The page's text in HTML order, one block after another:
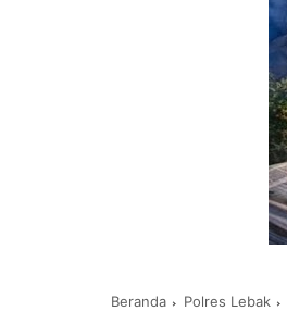
Beranda Polres Lebak